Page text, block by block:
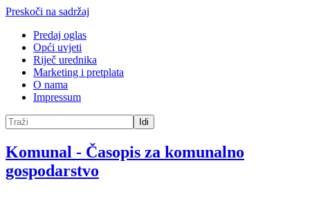
Preskoči na sadržaj
Predaj oglas
Opći uvjeti
Riječ urednika
Marketing i pretplata
O nama
Impressum
Idi
Komunal - Časopis za komunalno
gospodarstvo